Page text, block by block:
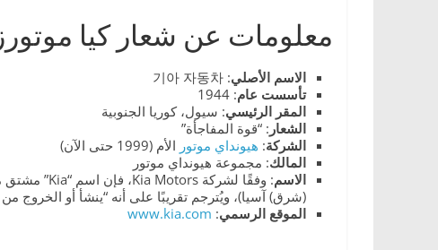
ا
ر
معلومات عن شعار كيا موتورز
الاسم الأصلي: 기아 자동차
تأسست عام: 1944
المقر الرئيسي: سيول، كوريا الجنوبية
الشعار : “قوة المفاجأة”
الشركة: هيونداي موتور الأم (1999 حتى الآن)
المالك: مجموعة هيونداي موتور
الاسم
(شرق) آسيا)، ويُترجم تقريبًا على أنه “ينشأ أو الخروج
الموقع الرسمي:
www.kia.com